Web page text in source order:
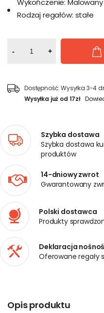
Wykończenie:
Rodzaj regałów: stałe
- +
Dostępność: Wysyłka 3-4
Wysyłka już od 17zł
Szybka dostawa
Szybka dostawa
produktów
14-dniowy zwrot
Gwarantowany
Polski dostawca
Produkty
Deklaracja
Oferowane regały
Opis produktu